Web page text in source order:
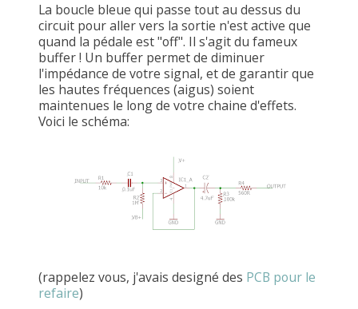
La boucle bleue qui passe tout au dessus du
circuit pour aller vers la sortie n'est active que
quand la pédale est "off". Il s'agit du fameux
buffer ! Un buffer permet de diminuer
l'impédance de votre signal, et de garantir que
les hautes fréquences (aigus) soient
maintenues le long de votre chaine d'effets.
Voici le schéma:
(rappelez vous, j'avais designé des PCB pour le
refaire)